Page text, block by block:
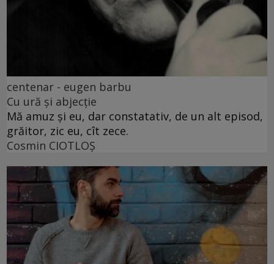
centenar - eugen barbu
Cu ură și abjecție
Mă amuz și eu, dar constatativ, de un alt episod,
grăitor, zic eu, cît zece.
Cosmin CIOTLOŞ